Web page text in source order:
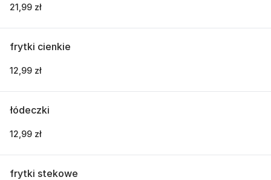
21,99 zł
frytki cienkie
12,99 zł
łódeczki
12,99 zł
frytki stekowe